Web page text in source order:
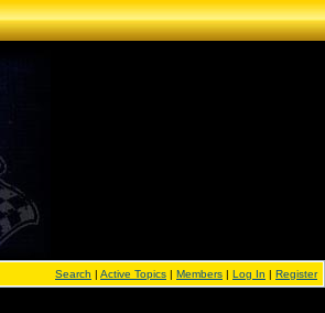
Search | Active Topics | Members | Log In | Register